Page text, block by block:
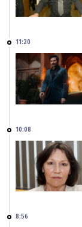
11:20
10:08
8:56